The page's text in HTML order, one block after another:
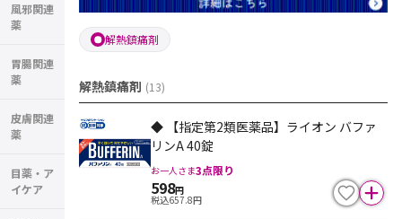
風邪関連
薬
胃腸関連
薬
皮膚関連
薬
目薬・ア
イケア
解熱鎮痛剤
解熱鎮痛剤 (13)
◆ 【指定第2類医薬品】ライオン バファ
リンA 40錠
お一人さま3点限り
598円
税込657.8円